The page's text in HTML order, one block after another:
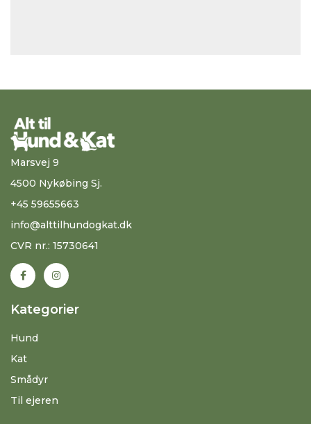
Marsvej 9
4500 Nykøbing Sj.
+45 59655663
info@alttilhundogkat.dk
CVR nr.: 15730641
Kategorier
Hund
Kat
Smådyr
Til ejeren